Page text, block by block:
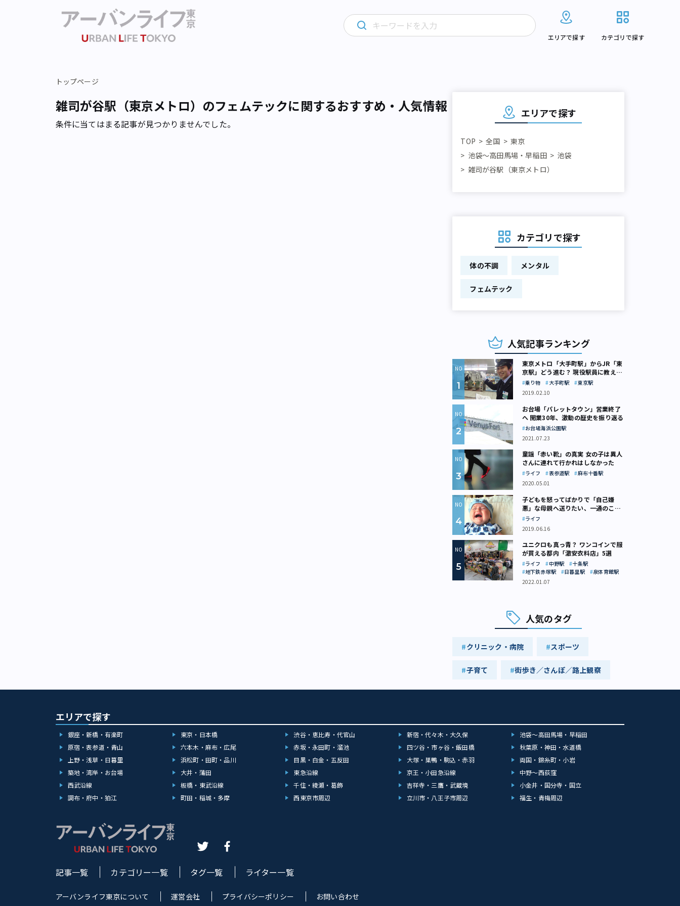
エリアで探す カテゴリで探す
トップページ
雑司が谷駅（東京メトロ）のフェムテックに関するおすすめ・人気情報
条件に当てはまる記事が見つかりませんでした。
エリアで探す
TOP 全国
東京
池袋～高田馬場・早稲田
池袋
雑司が谷駅（東京メトロ）
カテゴリで探す
体の不調 メンタル
フェムテック
人気記事ランキング
東京メトロ「大手町駅」からJR「東
京駅」どう進む？ 現役駅員に教えて
もらいました
乗り物 大手町駅
東京駅
2019.02.10
お台場「パレットタウン」営業終了
へ 開業30年、激動の歴史を振り返る
お台場海浜公園駅
2021.07.23
童謡「赤い靴」の真実 女の子は異人
さんに連れて行かれはしなかった
ライフ 表参道駅
麻布十番駅
2020.05.01
子どもを怒ってばかりで「自己嫌
悪」な母親へ送りたい、一通のここ
ろの処方箋
ライフ
2019.06.16
ユニクロも真っ青？ ワンコインで服
が買える都内「激安衣料店」5選
ライフ 中野駅
十条駅
地下鉄赤塚駅
日暮里駅
泉体育館駅
2022.01.07
人気のタグ
クリニック・病院 スポーツ
子育て 街歩き／さんぽ／路上観察
エリアで探す
銀座・新橋・有楽町 東京・日本橋 渋谷・恵比寿・代官山 新宿・代々木・大久保
池袋～高田馬場・早稲田
原宿・表参道・青山
六本木・麻布・広尾 赤坂・永田町・溜池 四ツ谷・市ヶ谷・飯田橋
秋葉原・神田・水道橋
上野・浅草・日暮里
浜松町・田町・品川 目黒・白金・五反田 大塚・巣鴨・駒込・赤羽
両国・錦糸町・小岩
築地・湾岸・お台場
大井・蒲田 東急沿線 京王・小田急沿線
中野～西荻窪
西武沿線
板橋・東武沿線 千住・綾瀬・葛飾 吉祥寺・三鷹・武蔵境
小金井・国分寺・国立
調布・府中・狛江
町田・稲城・多摩 西東京市周辺 立川市・八王子市周辺 福生・青梅周辺
記事一覧 カテゴリー一覧 タグ一覧 ライター一覧
アーバンライフ東京について 運営会社 プライバシーポリシー お問い合わせ